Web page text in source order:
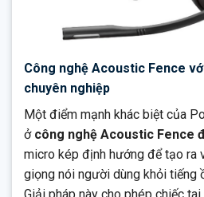
Công nghệ Acoustic Fence
chuyên nghiệp
Một điểm mạnh khác biệt của
ở công nghệ Acoustic Fence
micro kép định hướng để tạo ra
giọng nói người dùng khỏi tiếng